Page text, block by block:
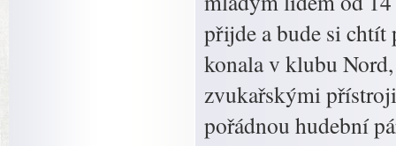
přijde a bude si chtít
konala v klubu
zvukařskými
pořádnou hudební